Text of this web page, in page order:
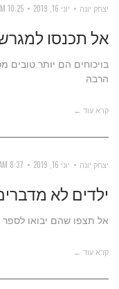
יצחק יונה יוני 16, 2019 10:25 PM
אל תכנסו
בויכוחים הם יותר
הרבה
קרא עוד ←
יצחק יונה יוני 16, 2019 8:37 AM
ילדים לא
אל תצפו שהם יבואו לספר
קרא עוד ←